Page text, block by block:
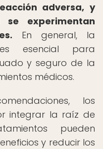
adversa, y
experimentan
En general, la
esencial para
y seguro de la
médicos.
los
integrar la raíz de
pueden
y reducir los